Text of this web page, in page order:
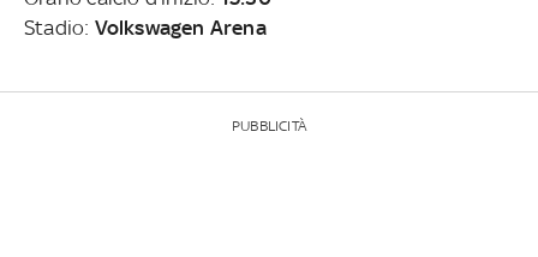
Stadio: Volkswagen Arena
PUBBLICITÀ